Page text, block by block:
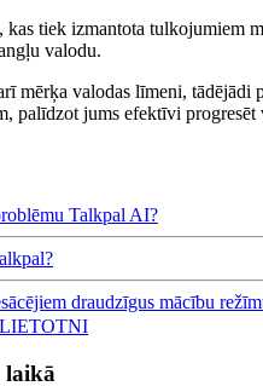
kas tiek izmantota tulkojumiem
valodu.
mērķa valodas līmeni, tādējādi
palīdzot jums efektīvi progresēt
Talkpal AI?
draudzīgus mācību
laikā